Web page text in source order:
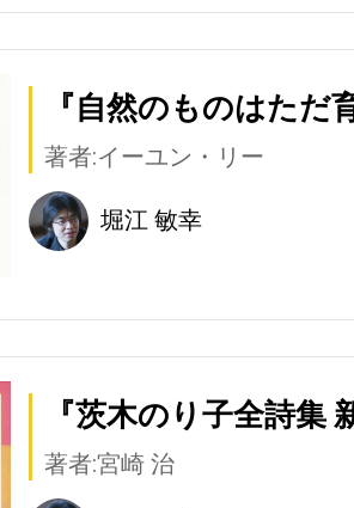
『自然のものはただ
著者:イーユン・リー
堀江 敏幸
『茨木のり子全詩集
著者:宮崎 治